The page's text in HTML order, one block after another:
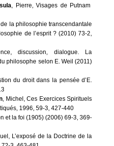
, Pierre, Visages de Putnam
de la philosophie transcendantale
de l’esprit ? (2010) 73-2,
discussion, dialogue. La
philosophe selon E. Weil (2011)
du droit dans la pensée d’E.
, Michel, Ces Exercices Spirituels
1996, 59-3, 427-440
et la foi (1905) (2006) 69-3, 369-
L’exposé de la Doctrine de la